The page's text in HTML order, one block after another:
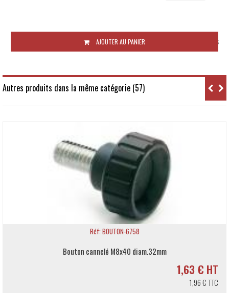
Sous 10 jours ouvrés
AJOUTER AU PANIER
Autres produits dans la même catégorie (57)
cannelé M8x40 diam.32mm